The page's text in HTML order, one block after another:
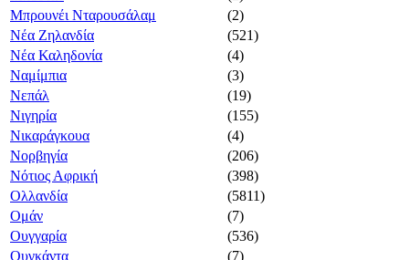
Μπρουνέι Νταρουσάλαμ
(2)
Νέα Ζηλανδία
(521)
Νέα Καληδονία
(4)
Ναμίμπια
(3)
Νεπάλ
(19)
Νιγηρία
(155)
Νικαράγκουα
(4)
Νορβηγία
(206)
Νότιος Αφρική
(398)
Ολλανδία
(5811)
Ομάν
(7)
Ουγγαρία
(536)
Ουγκάντα
(7)